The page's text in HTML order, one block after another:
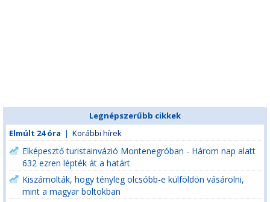
Legnépszerűbb cikkek
Elmúlt 24 óra | Korábbi hírek
Elképesztő turistainvázió Montenegróban - Három nap alatt
632 ezren lépték át a határt
Kiszámolták, hogy tényleg olcsóbb-e külföldön vásárolni,
mint a magyar boltokban